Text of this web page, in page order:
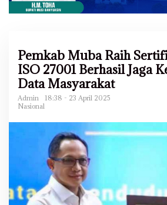
Pemkab Muba Raih
ISO 27001 Berhasil Jaga
Data Masyarakat
Admin
18:38 - 23 April 2025
Nasional